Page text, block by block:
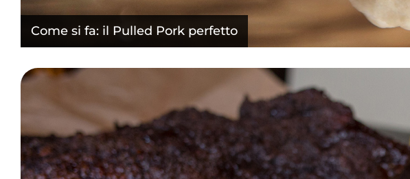
Come si fa: il Pulled Pork perfetto